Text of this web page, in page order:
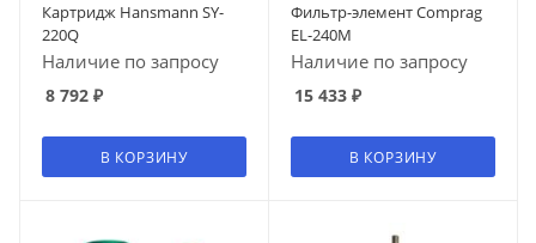
Картридж Hansmann SY-
220Q
Наличие по запросу
8 792 ₽
В КОРЗИНУ
Фильтр-элемент Comprag
EL-240M
Наличие по запросу
15 433 ₽
В КОРЗИНУ